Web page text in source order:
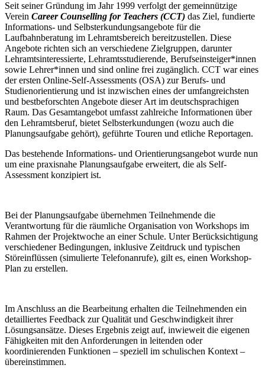
Seit seiner Gründung im Jahr 1999 verfolgt der gemeinnützige
Verein Career Counselling for Teachers (CCT) das Ziel, fundierte
Informations- und Selbsterkundungsangebote für die
Laufbahnberatung im Lehramtsbereich bereitzustellen. Diese
Angebote richten sich an verschiedene Zielgruppen, darunter
Lehramtsinteressierte, Lehramtsstudierende, Berufseinsteiger*innen
sowie Lehrer*innen und sind online frei zugänglich. CCT war eines
der ersten Online-Self-Assessments (OSA) zur Berufs- und
Studienorientierung und ist inzwischen eines der umfangreichsten
und bestbeforschten Angebote dieser Art im deutschsprachigen
Raum. Das Gesamtangebot umfasst zahlreiche Informationen über
den Lehramtsberuf, bietet Selbsterkundungen (wozu auch die
Planungsaufgabe gehört), geführte Touren und etliche Reportagen.
Das bestehende Informations- und Orientierungsangebot wurde nun
um eine praxisnahe Planungsaufgabe erweitert, die als Self-
Assessment konzipiert ist.
Bei der Planungsaufgabe übernehmen Teilnehmende die
Verantwortung für die räumliche Organisation von Workshops im
Rahmen der Projektwoche an einer Schule. Unter Berücksichtigung
verschiedener Bedingungen, inklusive Zeitdruck und typischen
Störeinflüssen (simulierte Telefonanrufe), gilt es, einen Workshop-
Plan zu erstellen.
Im Anschluss an die Bearbeitung erhalten die Teilnehmenden ein
detailliertes Feedback zur Qualität und Geschwindigkeit ihrer
Lösungsansätze. Dieses Ergebnis zeigt auf, inwieweit die eigenen
Fähigkeiten mit den Anforderungen in leitenden oder
koordinierenden Funktionen – speziell im schulischen Kontext –
übereinstimmen.